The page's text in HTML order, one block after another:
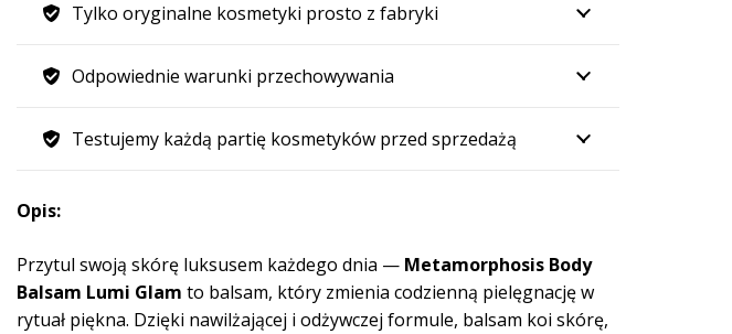
Tylko oryginalne kosmetyki prosto z fabryki
Odpowiednie warunki przechowywania
Testujemy każdą partię kosmetyków przed sprzedażą
Opis:
Przytul swoją skórę luksusem każdego dnia — Metamorphosis Body
Balsam Lumi Glam to balsam, który zmienia codzienną pielęgnację w
rytuał piękna. Dzięki nawilżającej i odżywczej formule, balsam koi skórę,